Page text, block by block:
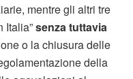
mentre gli altri tre
Italia”senza tuttavia
o la chiusura delle
della